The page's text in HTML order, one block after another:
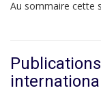
Au sommaire cette